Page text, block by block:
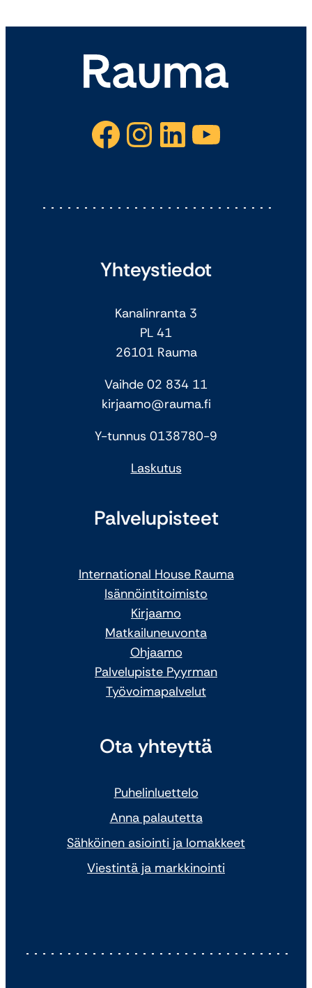
Facebook Instagram LinkedIn YouTube
Yhteystiedot
Kanalinranta 3
PL 41
26101 Rauma
Vaihde 02 834 11
kirjaamo@rauma.fi
Y-tunnus 0138780-9
Laskutus
Palvelupisteet
International House Rauma
Isännöintitoimisto
Kirjaamo
Matkailuneuvonta
Ohjaamo
Palvelupiste Pyyrman
Työvoimapalvelut
Ota yhteyttä
Puhelinluettelo
Anna palautetta
Sähköinen asiointi ja lomakkeet
Viestintä ja markkinointi